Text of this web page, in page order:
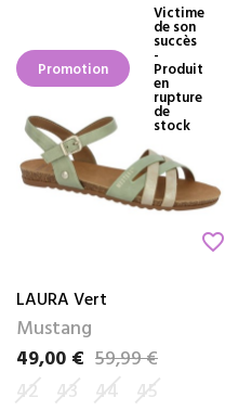
Promotion
Victime
de son
succès
-
Produit
en
rupture
de
stock
favorite_border
LAURA Vert
Mustang
Prix
49,00 €
Prix de base59,99 €
42 43 44 45